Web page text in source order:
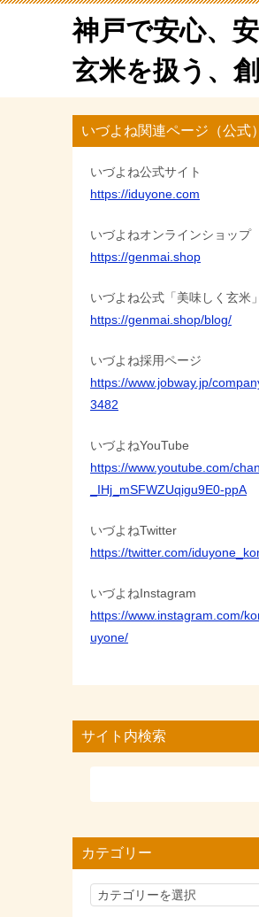
神戸で安心、
玄米を扱う、
いづよね関連ページ（公式）
いづよね公式サイト
https://iduyone.com
いづよねオンラインショップ
https://genmai.shop
いづよね公式「美味しく玄米
https://genmai.shop/blog/
いづよね採用ページ
https://www.jobway.jp/
3482
いづよねYouTube
https://www.youtube.com/
_IHj_mSFWZUqigu9E0-ppA
いづよねTwitter
https://twitter.com/
いづよねInstagram
https://www.instagram.com/
uyone/
サイト内検索
カテゴリー
カ